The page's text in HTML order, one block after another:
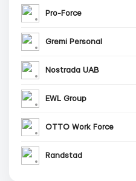
Pro-Force
Gremi Personal
Nostrada UAB
EWL Group
OTTO Work Force
Randstad